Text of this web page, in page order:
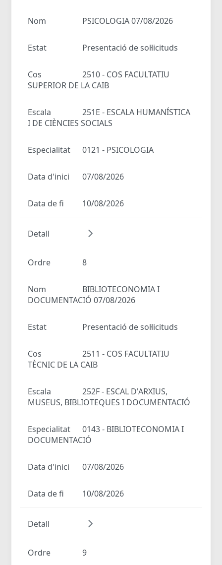
Nom PSICOLOGIA 07/08/2026
Estat Presentació de sol·licituds
Cos
2510 - COS FACULTATIU
SUPERIOR DE LA CAIB
Escala
251E - ESCALA HUMANÍSTICA
I DE CIÈNCIES SOCIALS
Especialitat 0121 - PSICOLOGIA
Data d'inici 07/08/2026
Data de fi 10/08/2026
Detall
Ordre 8
Nom
BIBLIOTECONOMIA I
DOCUMENTACIÓ 07/08/2026
Estat Presentació de sol·licituds
Cos
2511 - COS FACULTATIU
TÈCNIC DE LA CAIB
Escala
252F - ESCAL D'ARXIUS,
MUSEUS, BIBLIOTEQUES I DOCUMENTACIÓ
Especialitat
0143 - BIBLIOTECONOMIA I
DOCUMENTACIÓ
Data d'inici 07/08/2026
Data de fi 10/08/2026
Detall
Ordre 9